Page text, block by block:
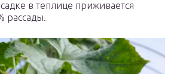
в теплице приживается
рассады.